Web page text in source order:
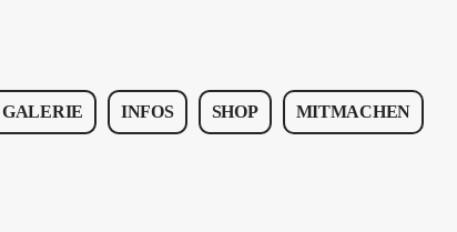
GALERIE INFOS SHOP MITMACHEN